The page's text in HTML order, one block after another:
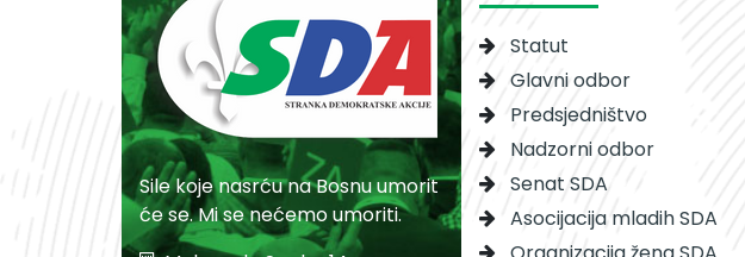
Sile koje nasrću na Bosnu umorit
će se. Mi se nećemo umoriti.
Statut
Glavni odbor
Predsjedništvo
Nadzorni odbor
Senat SDA
Asocijacija mladih SDA